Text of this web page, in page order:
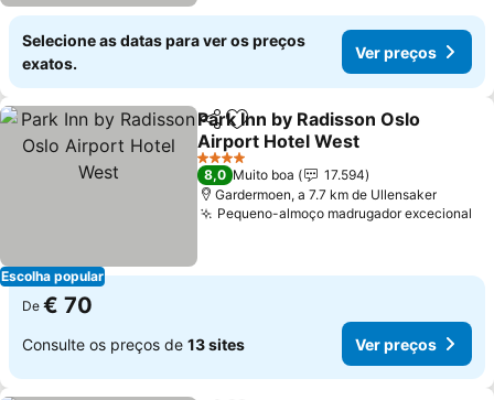
Selecione as datas para ver os preços
exatos.
Ver preços
Escolha popular
PartilharAdicionar aos favoritos
Park Inn by Radisson Oslo
Airport Hotel West
4 Estrelas
8,0 Muito boa
17.594
Gardermoen, a 7.7 km de Ullensaker
Pequeno-almoço madrugador excecional
De € 70
Consulte os preços de 13 sites Ver preços